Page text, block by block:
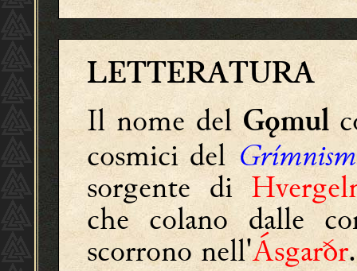
LETTERATURA
Il nome del Gǫmul
cosmici del
sorgente di
che colano dalle
scorrono nell'Ásgarðr.